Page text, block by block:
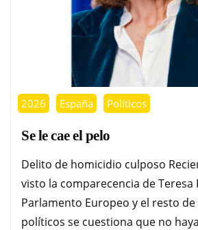
2026 España Políticos
Se le cae el pelo
Delito de homicidio culposo
visto la comparecencia de Teresa
Parlamento Europeo y el resto
políticos se cuestiona que no